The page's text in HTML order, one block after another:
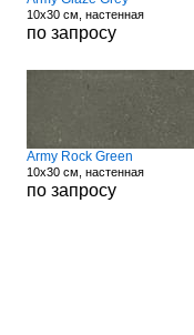
10x30 см, настенная
по запросу
Army Rock Green
10x30 см, настенная
по запросу